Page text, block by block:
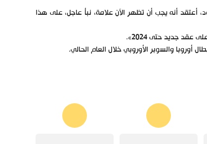
أنه يجب أن تظهر الآن علامة، نبأ عاجل، على هذا
جديد حتى 2024».